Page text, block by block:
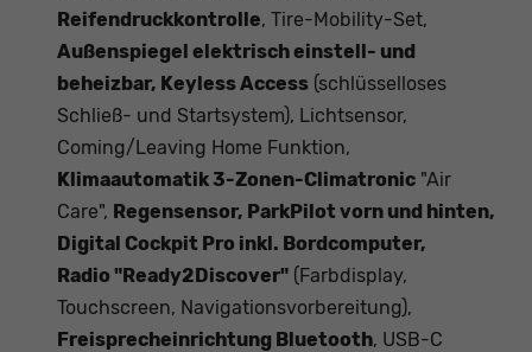
Reifendruckkontrolle, Tire-Mobility-Set,
Außenspiegel elektrisch einstell- und
beheizbar, Keyless Access (schlüsselloses
Schließ- und Startsystem), Lichtsensor,
Coming/Leaving Home Funktion,
Klimaautomatik 3-Zonen-Climatronic "Air
Care", Regensensor, ParkPilot vorn und hinten,
Digital Cockpit Pro inkl. Bordcomputer,
Radio "Ready2Discover" (Farbdisplay,
Touchscreen, Navigationsvorbereitung),
Freisprecheinrichtung Bluetooth, USB-C